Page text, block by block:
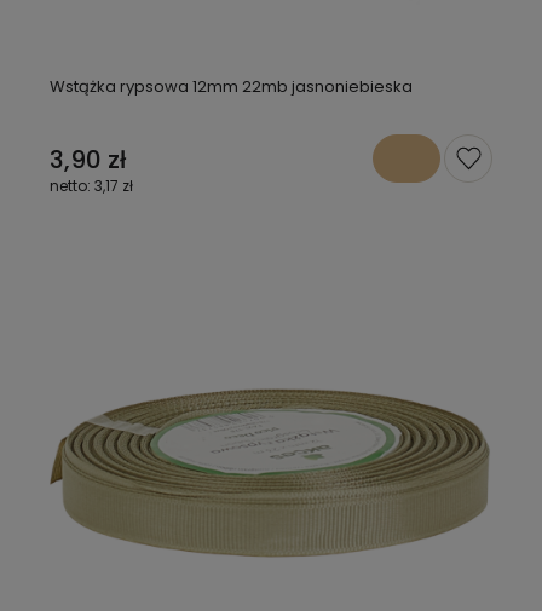
Wstążka rypsowa 12mm 22mb jasnoniebieska
3,90 zł
3,17 zł